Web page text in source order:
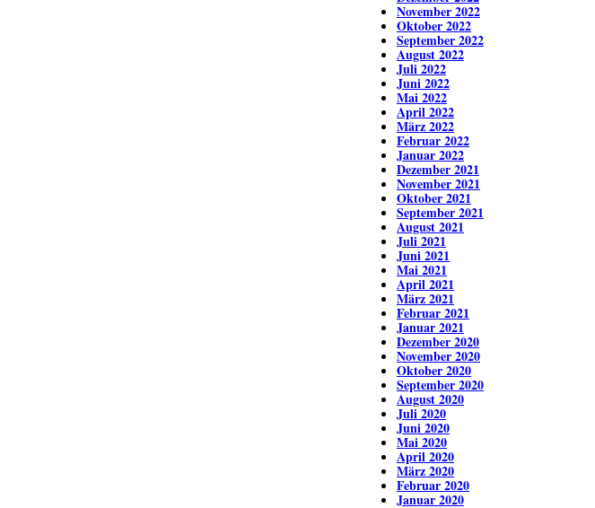
November 2022
Oktober 2022
September 2022
August 2022
Juli 2022
Juni 2022
Mai 2022
April 2022
März 2022
Februar 2022
Januar 2022
Dezember 2021
November 2021
Oktober 2021
September 2021
August 2021
Juli 2021
Juni 2021
Mai 2021
April 2021
März 2021
Februar 2021
Januar 2021
Dezember 2020
November 2020
Oktober 2020
September 2020
August 2020
Juli 2020
Juni 2020
Mai 2020
April 2020
März 2020
Februar 2020
Januar 2020